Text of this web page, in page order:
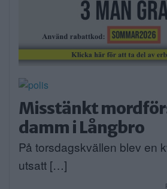
Misstänkt
damm i Långbro
På torsdagskvällen blev en
utsatt […]